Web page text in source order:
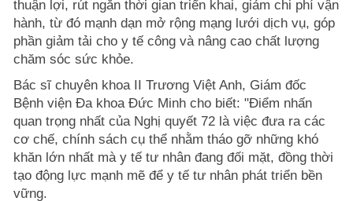
thuận lợi, rút ngắn thời gian triển khai, giảm chi phí vận
hành, từ đó mạnh dạn mở rộng mạng lưới dịch vụ, góp
phần giảm tải cho y tế công và nâng cao chất lượng
chăm sóc sức khỏe.
Bác sĩ chuyên khoa II Trương Việt Anh, Giám đốc
Bệnh viện Đa khoa Đức Minh cho biết: "Điểm nhấn
quan trọng nhất của Nghị quyết 72 là việc đưa ra các
cơ chế, chính sách cụ thể nhằm tháo gỡ những khó
khăn lớn nhất mà y tế tư nhân đang đối mặt, đồng thời
tạo động lực mạnh mẽ để y tế tư nhân phát triển bền
vững.